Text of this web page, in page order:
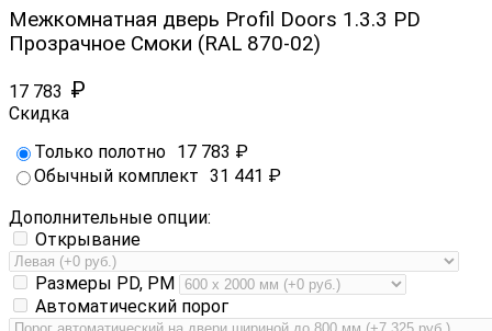
Межкомнатная дверь Profil Doors 1.3.3 PD
Прозрачное Смоки (RAL 870-02)
17 783 ₽
Скидка
Только полотно 17 783 ₽
Обычный комплект 31 441 ₽
Дополнительные опции:
Открывание
Размеры PD, PM
Автоматический порог